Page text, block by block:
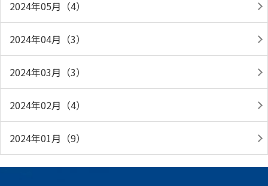
2024年05月（4）
2024年04月（3）
2024年03月（3）
2024年02月（4）
2024年01月（9）